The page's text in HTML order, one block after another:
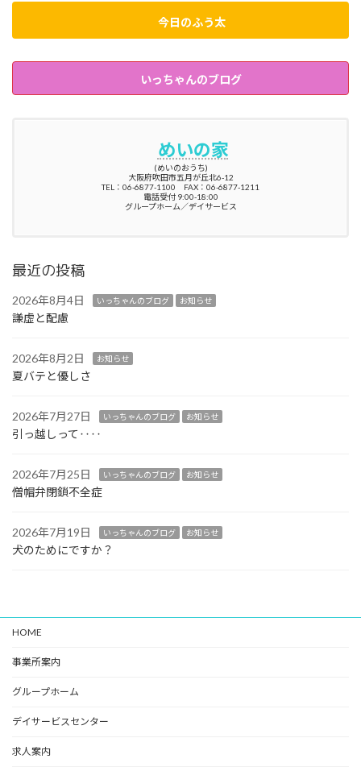
今日のふう太
いっちゃんのブログ
めいの家
(めいのおうち)
大阪府吹田市五月が丘北6-12
TEL：06-6877-1100 FAX：06-6877-1211
電話受付 9:00-18:00
グループホーム／デイサービス
最近の投稿
2026年8月4日 いっちゃんのブログ お知らせ
謙虚と配慮
2026年8月2日 お知らせ
夏バテと優しさ
2026年7月27日 いっちゃんのブログ お知らせ
引っ越しって‥‥
2026年7月25日 いっちゃんのブログ お知らせ
僧帽弁閉鎖不全症
2026年7月19日 いっちゃんのブログ お知らせ
犬のためにですか？
HOME
事業所案内
グループホーム
デイサービスセンター
求人案内